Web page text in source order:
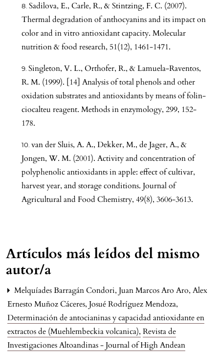
Sadilova, E., Carle, R., & Stintzing, F. C. (2007).
Thermal degradation of anthocyanins and its impact on
color and in vitro antioxidant capacity. Molecular
nutrition & food research, 51(12), 1461-1471.
Singleton, V. L., Orthofer, R., & Lamuela-Raventos,
R. M. (1999). [14] Analysis of total phenols and other
oxidation substrates and antioxidants by means of folin-
ciocalteu reagent. Methods in enzymology, 299, 152-
178.
van der Sluis, A. A., Dekker, M., de Jager, A., &
Jongen, W. M. (2001). Activity and concentration of
polyphenolic antioxidants in apple: effect of cultivar,
harvest year, and storage conditions. Journal of
Agricultural and Food Chemistry, 49(8), 3606-3613.
Artículos más leídos del mismo
autor/a
Melquíades Barragán Condori, Juan Marcos Aro Aro, Alex
Ernesto Muñoz Cáceres, Josué Rodríguez Mendoza,
Determinación de antocianinas y capacidad antioxidante en
extractos de (Muehlembeckia volcanica), Revista de
Investigaciones Altoandinas - Journal of High Andean